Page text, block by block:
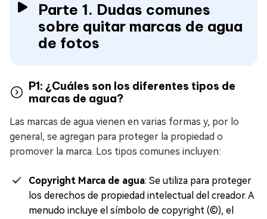
Parte 1. Dudas comunes
sobre quitar marcas de agua
de fotos
P1: ¿Cuáles son los diferentes tipos de
marcas de agua?
Las marcas de agua vienen en varias formas y, por lo
general, se agregan para proteger la propiedad o
promover la marca. Los tipos comunes incluyen:
Copyright Marca de agua: Se utiliza para proteger
los derechos de propiedad intelectual del creador. A
menudo incluye el símbolo de copyright (©), el